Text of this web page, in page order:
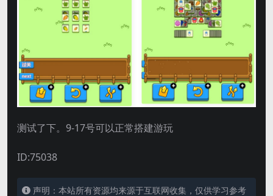
测试了下。9-17号可以正常搭建游玩
ID:75038
声明：本站所有资源均来源于互联网收集，仅供学习参考